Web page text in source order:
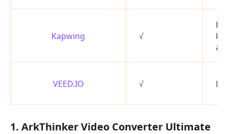
Kapwing √
For
at
VEED.IO √
1. ArkThinker Video Converter Ultimate